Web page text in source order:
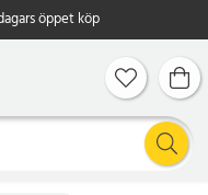
öppet köp